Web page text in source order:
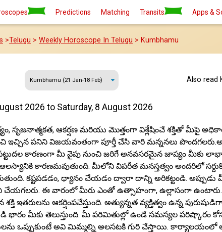
Predictions Matching Transits Apps &
>Telugu > Weekly Horoscope In Telugu > Kumbhamu
Also read
2026 to Saturday, 8 August 2026
సృజనాత్మకత, ఆకర్షణ మరియు మొత్తంగా విశ్లేషించే శక్తితో మీపై
ఇచ్చిన పనిని విజయవంతంగా పూర్తీ చేసి వారి మన్ననలు
కారణంగా మీ వైపు నుంచి జరిగే అనవసరమైన జాప్యం మీకు
కారణమవుతుంది. మీలోని విపరీత మనస్తత్వం అందరిలో
కష్టపడడం, ధ్యానం చేయడం ద్వారా దాన్ని అరికట్టండి. అప్పుడు
చేయగలరు. ఈ వారంలో మీరు ఎంతో ఉత్సాహంగా, ఉల్లాసంగా
ఇతరులను ఆకర్షింపచేస్తుంది. అత్యున్నత వ్యక్తిత్వం ఉన్న
భారం మీకు తెలుస్తుంది. మీ పరిమితుల్లో ఉండే సమస్యల పరిష్కారం
ఒప్పుకుంటే అవి మిమ్మల్ని అలసటకి గురి చేస్తాయి. కార్యాలయంలో